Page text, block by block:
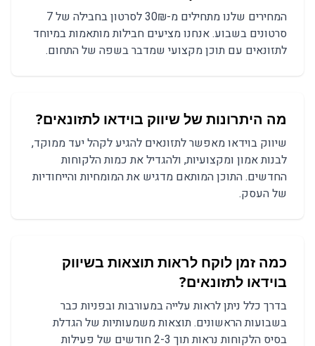
המחירים שלנו מתחילים מ-30₪ לסרטון בחבילה של 7
סרטונים בשבוע. אנחנו מציעים חבילות מותאמות במיוחד
לתזונאים עם תוכן מקצועי שמדבר בשפה של התחום.
מה היתרונות של שיווק בוידאו לתזונאים?
שיווק בוידאו מאפשר לתזונאים להגיע לקהל יעד ממוקד,
לבנות אמון ומקצועיות, ולהגדיל את כמות הלקוחות
החדשים. התוכן המותאם מדגיש את המומחיות והייחודיות
של העסק.
כמה זמן לוקח לראות תוצאות בשיווק
בוידאו לתזונאים?
בדרך כלל ניתן לראות עלייה במעורבות ובפניות כבר
בשבועות הראשונים. תוצאות משמעותיות של הגדלת
בסיס הלקוחות נראות תוך 2-3 חודשים של פעילות